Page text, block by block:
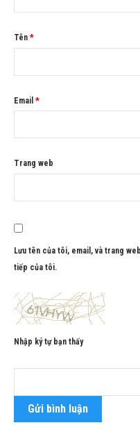
Tên *
Email *
Trang web
Lưu tên của tôi, email, và trang
tiếp của tôi.
Nhập ký tự bạn thấy